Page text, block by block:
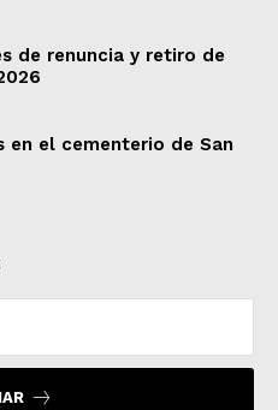
de renuncia y retiro de
en el cementerio de San